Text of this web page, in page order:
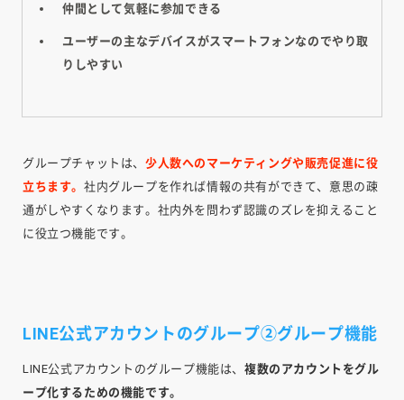
仲間として気軽に参加できる
ユーザーの主なデバイスがスマートフォンなのでやり取
りしやすい
グループチャットは、 少人数へのマーケティングや販売促進に役
立ちます。 社内グループを作れば情報の共有ができて、意思の疎
通がしやすくなります。社内外を問わず認識のズレを抑えること
に役立つ機能です。
LINE公式アカウントのグループ②グループ機能
LINE公式アカウントのグループ機能は、 複数のアカウントをグル
ープ化するための機能です。